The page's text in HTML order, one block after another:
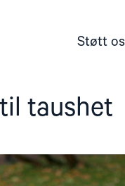
Støtt
taushet